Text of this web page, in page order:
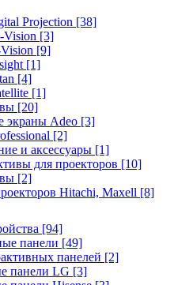
Projection [38]
Vision [3]
[9]
[1]
[4]
[1]
[20]
экраны Adeo [3]
[2]
и аксессуары [1]
для проекторов [10]
[2]
Hitachi, Maxell [8]
[94]
панели [49]
панелей [2]
панели LG [3]